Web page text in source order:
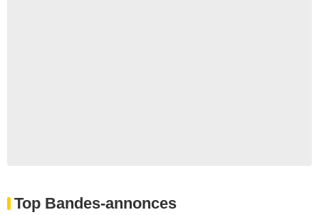
Top Bandes-annonces